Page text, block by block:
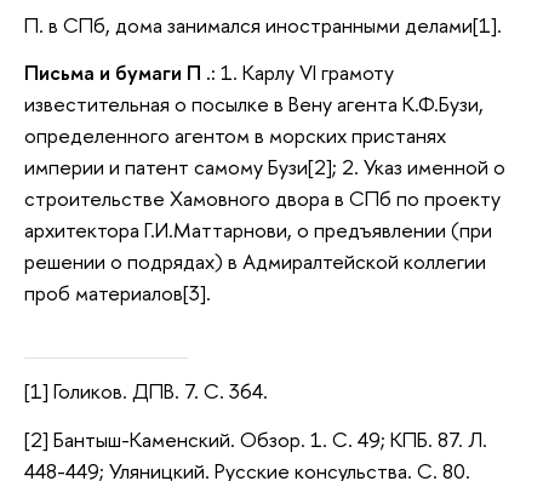
П. в СПб, дома занимался иностранными делами[1].
Письма и бумаги П .: 1. Карлу VI грамоту
известительная о посылке в Вену агента К.Ф.Бузи,
определенного агентом в морских пристанях
империи и патент самому Бузи[2]; 2. Указ именной о
строительстве Хамовного двора в СПб по проекту
архитектора Г.И.Маттарнови, о предъявлении (при
решении о подрядах) в Адмиралтейской коллегии
проб материалов[3].
[1] Голиков. ДПВ. 7. С. 364.
[2] Бантыш-Каменский. Обзор. 1. С. 49; КПБ. 87. Л.
448-449; Уляницкий. Русские консульства. С. 80.